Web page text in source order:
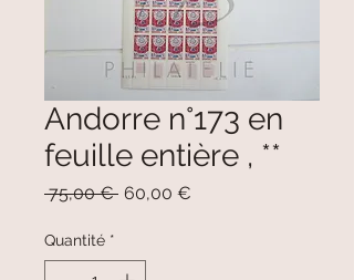
Andorre n°173 en
feuille entière , **
75,00 € Prix
60,00 €
Quantité *